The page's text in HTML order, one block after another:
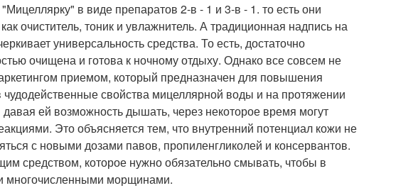
в виде препаратов 2-в - 1 и 3-в - 1. то есть они
очиститель, тоник и увлажнитель. А традиционная надпись на
универсальность средства. То есть, достаточно
очищена и готова к ночному отдыху. Однако все совсем не
приемом, который предназначен для повышения
свойства мицеллярной воды и на протяжении
ей возможность дышать, через некоторое время могут
Это объясняется тем, что внутренний потенциал кожи не
с новыми дозами павов, пропиленгликолей и консервантов.
средством, которое нужно обязательно смывать, чтобы в
многочисленными морщинами.